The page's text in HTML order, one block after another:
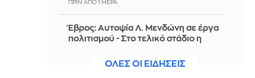
ΠΡΙΝ ΑΠΌ 1 ΜΈΡΑ
Έβρος: Αυτοψία Λ. Μενδώνη σε έργα
πολιτισμού - Στο τελικό στάδιο η
ΒαγιαζήτΟΛΕΣ ΟΙ ΕΙΔΗΣΕΙΣ